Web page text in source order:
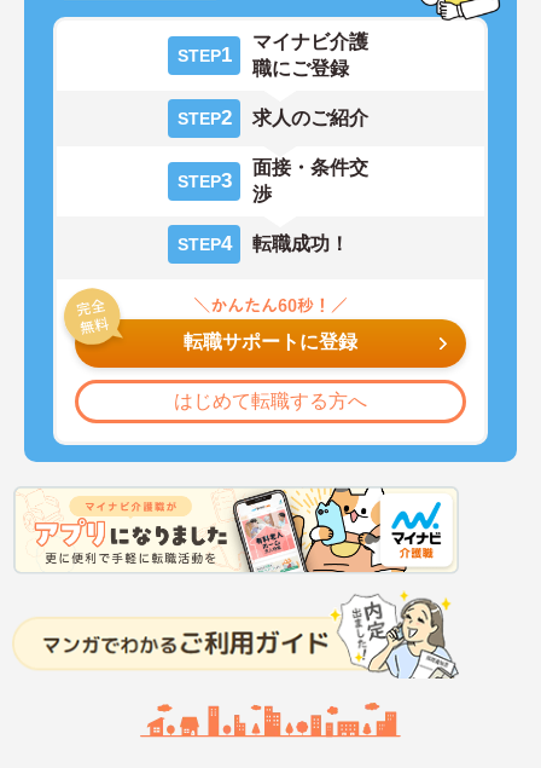
STEP1
マイナビ介護
職にご登録
STEP2 求人のご紹介
STEP3
面接・条件交
渉
STEP4 転職成功！
転職サポートに登録
はじめて転職する方へ